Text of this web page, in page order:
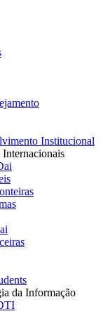
Institucional
da Informação